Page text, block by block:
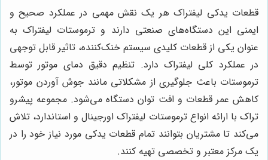
قطعات یدکی لیفتراک هر یک نقش مهمی در عملکرد صحیح و
ایمنی این دستگاه‌های صنعتی دارند و ترموستات لیفتراک به
عنوان یکی از قطعات کلیدی سیستم خنک‌کننده، تاثیر قابل توجهی
در عملکرد کلی لیفتراک دارد. تنظیم دقیق دمای موتور توسط
ترموستات باعث جلوگیری از مشکلاتی مانند جوش آوردن موتور،
کاهش عمر قطعات و افت توان دستگاه می‌شود. مجموعه پیشرو
تراک با ارائه انواع ترموستات لیفتراک اورجینال و استاندارد، تلاش
می‌کند تا مشتریان بتوانند تمام قطعات یدکی مورد نیاز خود را در
یک مرکز معتبر و تخصصی تهیه کنند.